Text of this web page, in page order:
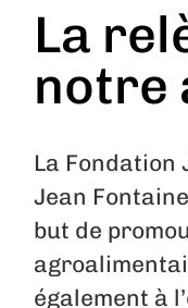
La
notre
La Fondation
Jean
but de
également à